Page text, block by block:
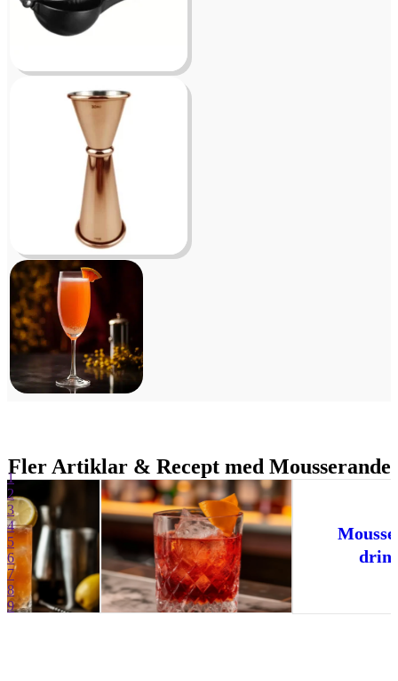
Fler Artiklar & Recept med Mousserande
Mousserande
drinkar
1
2
3
4
5
6
7
8
9